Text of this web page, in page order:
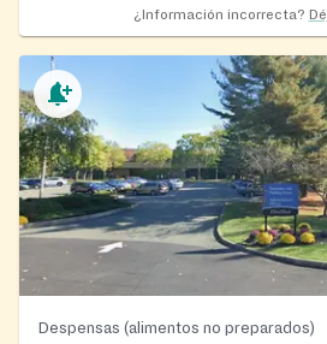
¿Información incorrecta?
Despensas (alimentos no preparados)